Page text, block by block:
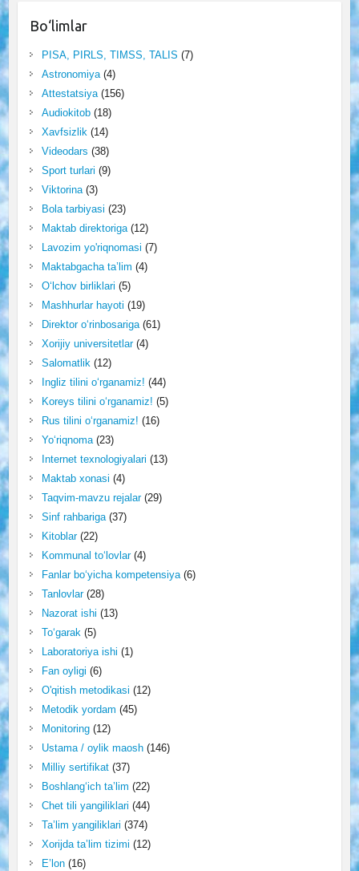
Bo‘limlar
PISA, PIRLS, TIMSS, TALIS (7)
Astronomiya(4)
Attestatsiya(156)
Audiokitob(18)
Xavfsizlik(14)
Videodars (38)
Sport turlari (9)
Viktorina(3)
Bola tarbiyasi (23)
Maktab direktoriga(12)
Lavozim yo'riqnomasi (7)
Maktabgacha ta’lim (4)
O‘lchov birliklari (5)
Mashhurlar hayoti (19)
Direktor o‘rinbosariga(61)
Xorijiy universitetlar(4)
Salomatlik(12)
Ingliz tilini o‘rganamiz! (44)
Koreys tilini o‘rganamiz! (5)
Rus tilini o‘rganamiz! (16)
Yo‘riqnoma(23)
Internet texnologiyalari (13)
Maktab xonasi (4)
Taqvim-mavzu rejalar(29)
Sinf rahbariga(37)
Kitoblar(22)
Kommunal to‘lovlar(4)
Fanlar bo‘yicha kompetensiya(6)
Tanlovlar(28)
Nazorat ishi (13)
To‘garak(5)
Laboratoriya ishi (1)
Fan oyligi (6)
O'qitish metodikasi (12)
Metodik yordam (45)
Monitoring(12)
Ustama / oylik maosh(146)
Milliy sertifikat(37)
Boshlang‘ich ta’lim (22)
Chet tili yangiliklari (44)
Ta’lim yangiliklari (374)
Xorijda ta’lim tizimi (12)
E’lon(16)